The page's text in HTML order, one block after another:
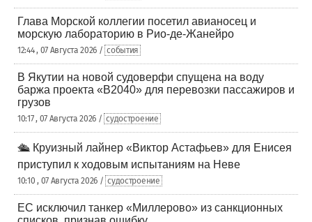
Глава Морской коллегии посетил авианосец и
морскую лабораторию в Рио-де-Жанейро
12:44 , 07 Августа 2026 / события
В Якутии на новой судоверфи спущена на воду
баржа проекта «В2040» для перевозки пассажиров и
грузов
10:17 , 07 Августа 2026 / судостроение
🛳️ Круизный лайнер «Виктор Астафьев» для Енисея
приступил к ходовым испытаниям на Неве
10:10 , 07 Августа 2026 / судостроение
ЕС исключил танкер «Миллерово» из санкционных